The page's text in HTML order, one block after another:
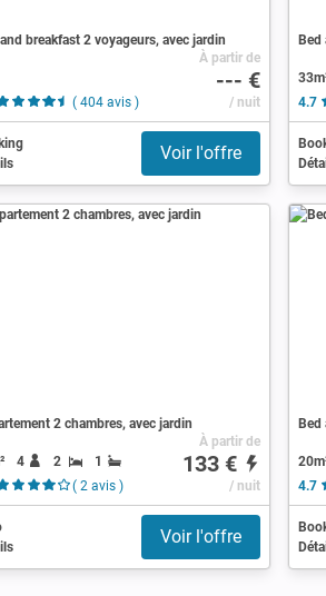
breakfast 2 voyageurs, avec jardin
( 404 avis )
À partir de
--- €
/ nuit
Voir l'offre
4.7
2 chambres, avec jardin
4 2
1
( 2 avis )
À partir de
133 €
/ nuit
Voir l'offre
Bed
4.7